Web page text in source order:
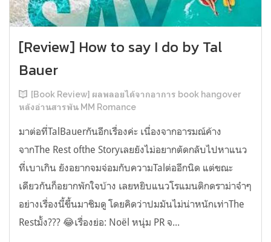
[Review] How to say I do by Tal
Bauer
[Book Review] ผลพลอยได้จากอาการ book hangover
หลังอ่านสารพัน MM Romance
มาต่อที่TalBauerกันอีกเรื่องค่ะ เนื่องจากอารมณ์ค้าง
จากThe Rest ofthe Storyเลยยังไม่อยากตัดกลับไปหาแนว
ที่เบาเกิน ยังอยากจมจ่อมกับความTalต่ออีกนิด แต่ขณะ
เดียวกันก็อยากพักใจบ้าง เลยหยิบแนวโรแมนติกดราม่าจ๋าๆ
อย่างเรื่องนี้ขึ้นมาชิมดู โดยคิดว่าปมมันไม่น่าหนักเท่าThe
Restมั้ง??? 😂เรื่องย่อ: Noël หนุ่ม PR จ...